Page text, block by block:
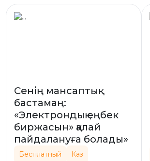
Сенің мансаптық
бастамаң:
«Электрондық еңбек
биржасын» қалай
пайдалануға болады»
Бесплатный Каз